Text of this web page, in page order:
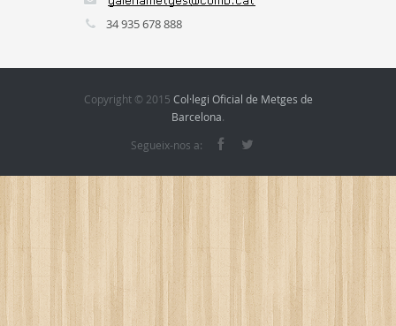
34 935 678 888
Copyright © 2015 Col·legi Oficial de Metges de
Barcelona.
Segueix-nos a: